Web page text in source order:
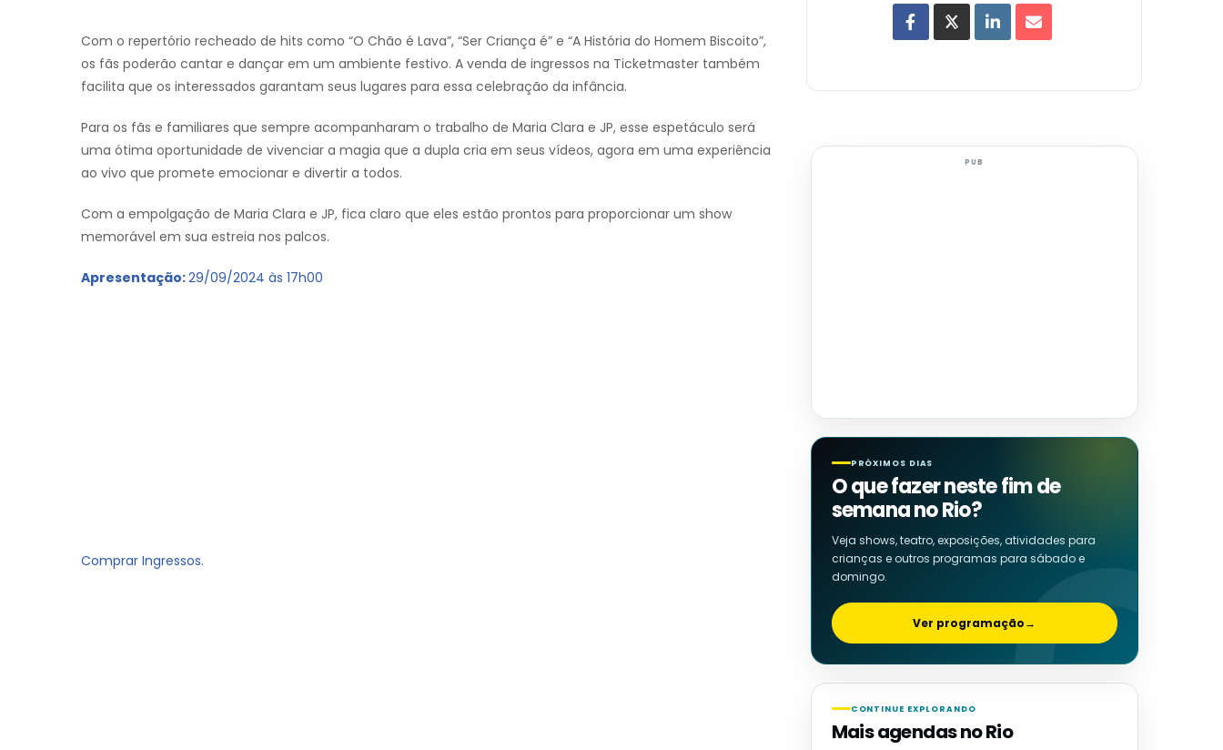
Com o repertório recheado de hits como “O Chão é Lava”, “Ser Criança é” e “A História do Homem Biscoito”,
os fãs poderão cantar e dançar em um ambiente festivo. A venda de ingressos na Ticketmaster também
facilita que os interessados garantam seus lugares para essa celebração da infância.
Para os fãs e familiares que sempre acompanharam o trabalho de Maria Clara e JP, esse espetáculo será
uma ótima oportunidade de vivenciar a magia que a dupla cria em seus vídeos, agora em uma experiência
ao vivo que promete emocionar e divertir a todos.
Com a empolgação de Maria Clara e JP, fica claro que eles estão prontos para proporcionar um show
memorável em sua estreia nos palcos.
Apresentação:29/09/2024 às 17h00
Comprar Ingressos.
PUB
PRÓXIMOS DIAS
O que fazer neste fim de
semana no Rio?
Veja shows, teatro, exposições, atividades para
crianças e outros programas para sábado e
domingo.
Ver programação→
CONTINUE EXPLORANDO
Mais agendas no Rio